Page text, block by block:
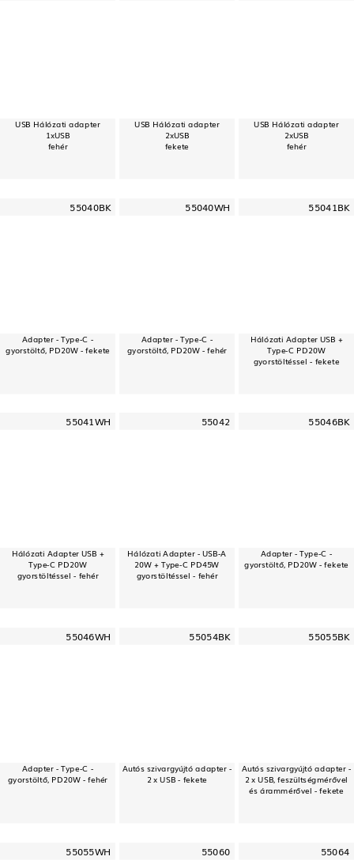
USB Hálózati adapter
1xUSB
fehér
USB Hálózati adapter
2xUSB
fekete
USB Hálózati adapter
2xUSB
fehér
55040BK
Adapter - Type-C -
gyorstöltő, PD20W - fekete
55040WH
Adapter - Type-C -
gyorstöltő, PD20W - fehér
55041BK
Hálózati Adapter USB +
Type-C PD20W
gyorstöltéssel - fekete
55041WH
Hálózati Adapter USB +
Type-C PD20W
gyorstöltéssel - fehér
55042
Hálózati Adapter - USB-A
20W + Type-C PD45W
gyorstöltéssel - fehér
55046BK
Adapter - Type-C -
gyorstöltő, PD20W - fekete
55046WH
Adapter - Type-C -
gyorstöltő, PD20W - fehér
55054BK
Autós szivargyújtó adapter -
2 x USB - fekete
55055BK
Autós szivargyújtó adapter -
2 x USB, feszültségmérővel
és árammérővel - fekete
55055WH 55060 55064